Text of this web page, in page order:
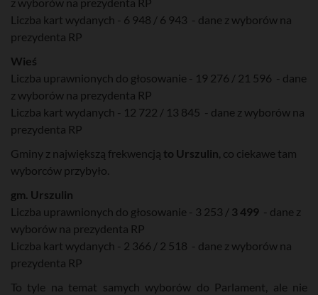
Liczba kart wydanych - 6 948 / 6 943 - dane z wyborów na
prezydenta RP
Wieś
Liczba uprawnionych do głosowanie - 19 276 / 21 596 - dane
z wyborów na prezydenta RP
Liczba kart wydanych - 12 722 / 13 845 - dane z wyborów na
prezydenta RP
Gminy z największą frekwencją to Urszulin , co ciekawe tam
wyborców przybyło.
gm. Urszulin
Liczba uprawnionych do głosowanie - 3 253 / 3 499 - dane z
wyborów na prezydenta RP
Liczba kart wydanych - 2 366 / 2 518 - dane z wyborów na
prezydenta RP
To tyle na temat samych wyborów do Parlament, ale nie